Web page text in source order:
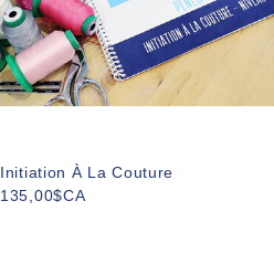
Initiation À La Couture
135,00$CA